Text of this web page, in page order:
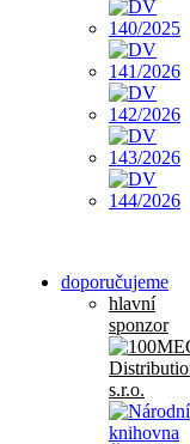
doporučujeme
hlavní
sponzor